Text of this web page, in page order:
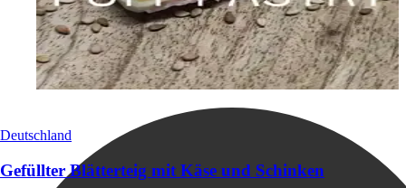
Deutschland
Gefüllter Blätterteig mit Käse und Schinken